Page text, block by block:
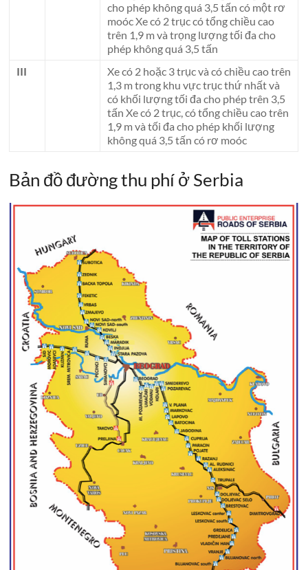
cho phép không quá 3,5 tấn có một rơ
moóc Xe có 2 trục có tổng chiều cao
trên 1,9 m và trọng lượng tối đa cho
phép không quá 3,5 tấn
III
Xe có 2 hoặc 3 trục và có chiều cao trên
1,3 m trong khu vực trục thứ nhất và
có khối lượng tối đa cho phép trên 3,5
tấn Xe có 2 trục, có tổng chiều cao trên
1,9 m và tối đa cho phép khối lượng
không quá 3,5 tấn có rơ moóc
Bản đồ đường thu phí ở Serbia